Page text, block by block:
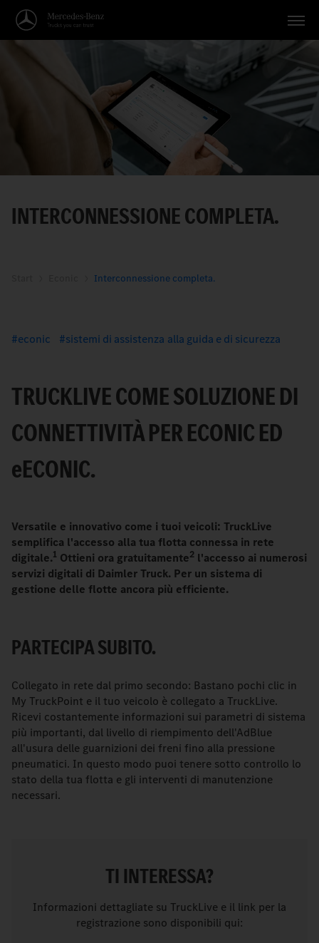
Applicazioni
Italiano
INTERCONNESSIONE COMPLETA.
Interconnessione completa.
econic sistemi di assistenza alla guida e di sicurezza
TRUCKLIVE COME SOLUZIONE DI
CONNETTIVITÀ PER ECONIC ED
eECONIC.
Versatile e innovativo come i tuoi veicoli: TruckLive
semplifica l'accesso alla tua flotta connessa in rete
digitale.1 Ottieni ora gratuitamente2 l'accesso ai numerosi
servizi digitali di Daimler Truck. Per un sistema di
gestione delle flotte ancora più efficiente.
PARTECIPA SUBITO.
Collegato in rete dal primo secondo: Bastano pochi clic in
My TruckPoint e il tuo veicolo è collegato a TruckLive.
Ricevi costantemente informazioni sui parametri di sistema
più importanti, dal livello di riempimento dell'AdBlue
all'usura delle guarnizioni dei freni fino alla pressione
pneumatici. In questo modo puoi tenere sotto controllo lo
stato della tua flotta e gli interventi di manutenzione
necessari.
TI INTERESSA?
Informazioni dettagliate su TruckLive e il link per la
registrazione sono disponibili qui: